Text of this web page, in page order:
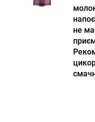
не